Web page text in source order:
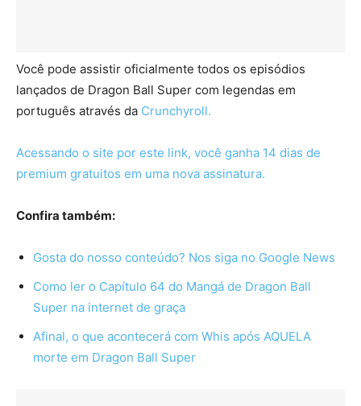
Você pode assistir oficialmente todos os episódios
lançados de Dragon Ball Super com legendas em
português através da Crunchyroll.
Acessando o site por este link, você ganha 14 dias de
premium gratuitos em uma nova assinatura.
Confira também:
Gosta do nosso conteúdo? Nos siga no Google News
Como ler o Capítulo 64 do Mangá de Dragon Ball
Super na internet de graça
Afinal, o que acontecerá com Whis após AQUELA
morte em Dragon Ball Super